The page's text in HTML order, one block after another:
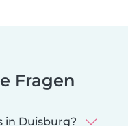
Fragen
in Duisburg?